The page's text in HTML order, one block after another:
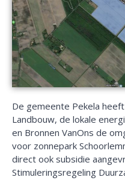
De gemeente Pekela
Landbouw, de lokale
en Bronnen VanOns de
voor zonnepark
direct ook subsidie
Stimuleringsregeling